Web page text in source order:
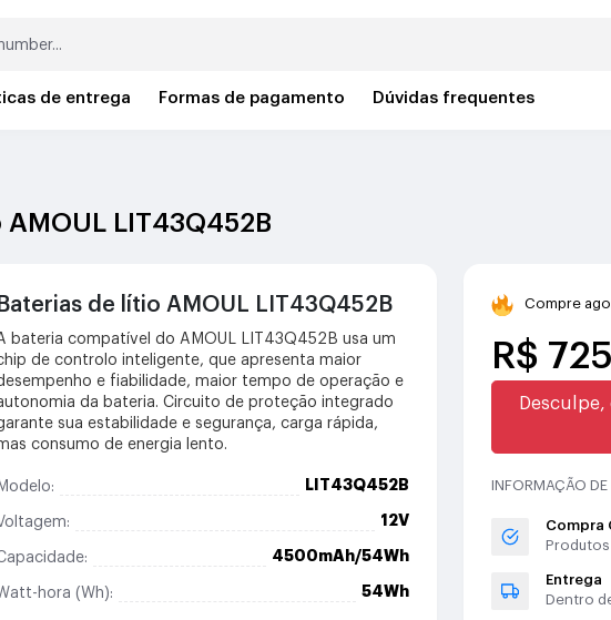
de entrega Formas de pagamento Dúvidas frequentes
LIT43Q452B
Baterias de lítio AMOUL LIT43Q452B
bateria compatível do AMOUL LIT43Q452B usa um
de controlo inteligente, que apresenta maior
e fiabilidade, maior tempo de operação e
da bateria. Circuito de proteção integrado
sua estabilidade e segurança, carga rápida,
consumo de energia lento.
Modelo: LIT43Q452B
12V
4500mAh/54Wh
hora (Wh): 54Wh
Compre
R$
INFORMAÇÃO DE
Compra
Entrega
Dentro